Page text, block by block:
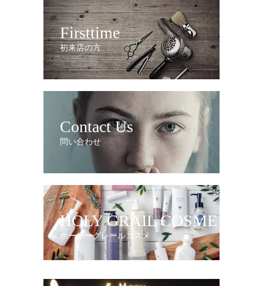
Firsttime
初来店の方
Contact Us
問い合わせ
HOLY GRAIL COSME
ホーリーグレールコスメ